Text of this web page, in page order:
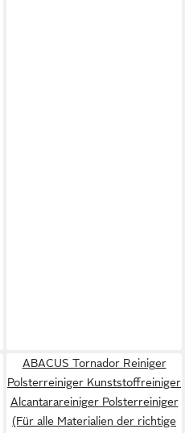
ABACUS Tornador Reiniger
Polsterreiniger Kunststoffreiniger
Alcantarareiniger Polsterreiniger
(Für alle Materialien der richtige